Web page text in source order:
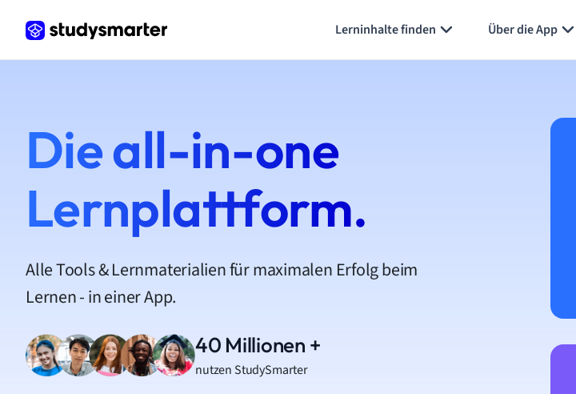
Lerninhalte finden Über die App
Die all-in-one
Lernplattform.
Alle Tools & Lernmaterialien für maximalen Erfolg beim
Lernen - in einer App.
40 Millionen +
nutzen StudySmarter